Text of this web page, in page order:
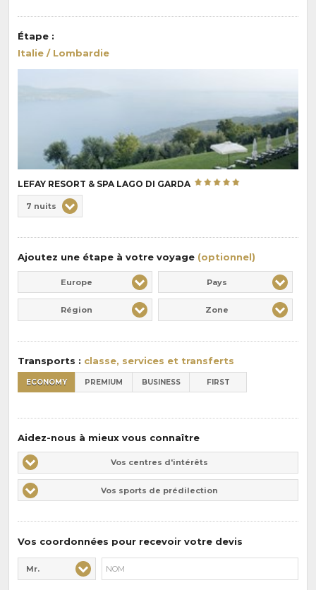
Étape :
Italie / Lombardie
LEFAY RESORT & SPA LAGO DI GARDA
de
pension
7 nuits
Ajoutez une étape à votre voyage (optionnel)
Europe Pays
Région Zone
Transports : classe, services et transferts
ECONOMY PREMIUM BUSINESS FIRST
Aidez-nous à mieux vous connaître
Vos
centres
d'intérêts
Vos centres d'intérêts
Vos
sports
de
Vos sports de prédilection
Vos coordonnées pour recevoir votre devis
Civilité* :
Mr.
Nom* :